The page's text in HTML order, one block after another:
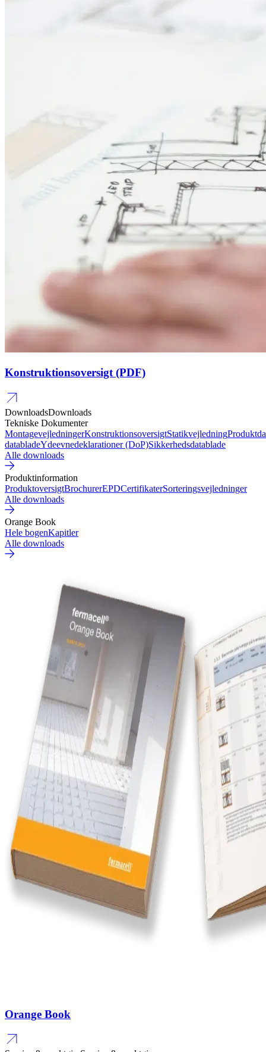
Konstruktionsoversigt (PDF)
DownloadsDownloads
Tekniske Dokumenter
MontagevejledningerKonstruktionsoversigtStatikvejledning
databladeYdeevnedeklarationer (DoP)Sikkerhedsdatablade
Alle downloads
Produktinformation
ProduktoversigtBrochurerEPDCertifikaterSorteringsvejledninger
Alle downloads
Orange Book
Hele bogenKapitler
Alle downloads
Orange Book